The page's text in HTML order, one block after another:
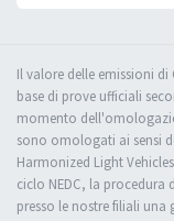
Il valore delle emissioni
base di prove ufficiali
momento
sono omologati ai sensi
Harmonized Light
ciclo NEDC, la procedura
presso le nostre filiali